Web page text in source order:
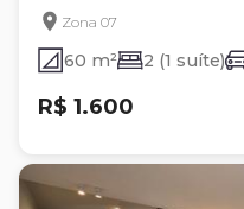
ESPERANCE
Zona 07
60 m² 2 (1 suíte)
R$ 1.600